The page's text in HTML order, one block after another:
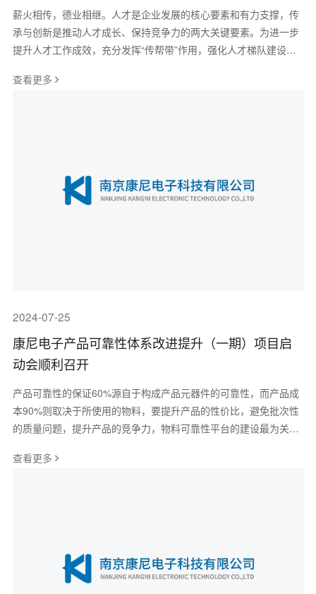
薪火相传，德业相继。人才是企业发展的核心要素和有力支撑，传
承与创新是推动人才成长、保持竞争力的两大关键要素。为进一步
提升人才工作成效，充分发挥“传帮带”作用，强化人才梯队建设，7
查看更多
2024-07-25
康尼电子产品可靠性体系改进提升（一期）项目启
动会顺利召开
产品可靠性的保证60%源自于构成产品元器件的可靠性，而产品成
本90%则取决于所使用的物料，要提升产品的性价比，避免批次性
的质量问题，提升产品的竞争力，物料可靠性平台的建设最为关
查看更多